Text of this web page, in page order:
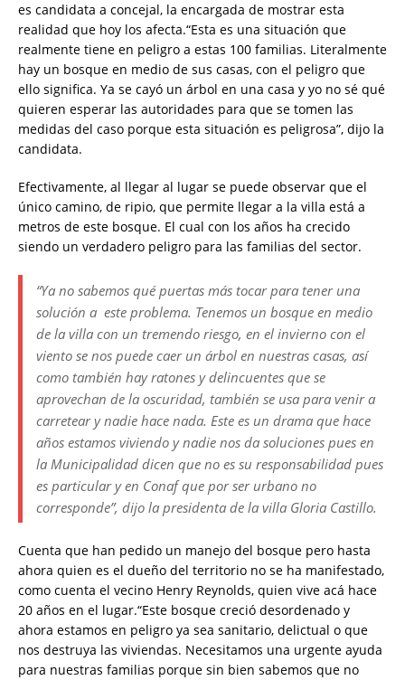
es candidata a concejal, la encargada de mostrar esta
realidad que hoy los afecta.“Esta es una situación que
realmente tiene en peligro a estas 100 familias. Literalmente
hay un bosque en medio de sus casas, con el peligro que
ello significa. Ya se cayó un árbol en una casa y yo no sé qué
quieren esperar las autoridades para que se tomen las
medidas del caso porque esta situación es peligrosa”, dijo la
candidata.
Efectivamente, al llegar al lugar se puede observar que el
único camino, de ripio, que permite llegar a la villa está a
metros de este bosque. El cual con los años ha crecido
siendo un verdadero peligro para las familias del sector.
“Ya no sabemos qué puertas más tocar para tener una
solución a este problema. Tenemos un bosque en medio
de la villa con un tremendo riesgo, en el invierno con el
viento se nos puede caer un árbol en nuestras casas, así
como también hay ratones y delincuentes que se
aprovechan de la oscuridad, también se usa para venir a
carretear y nadie hace nada. Este es un drama que hace
años estamos viviendo y nadie nos da soluciones pues en
la Municipalidad dicen que no es su responsabilidad pues
es particular y en Conaf que por ser urbano no
corresponde”, dijo la presidenta de la villa Gloria Castillo.
Cuenta que han pedido un manejo del bosque pero hasta
ahora quien es el dueño del territorio no se ha manifestado,
como cuenta el vecino Henry Reynolds, quien vive acá hace
20 años en el lugar.“Este bosque creció desordenado y
ahora estamos en peligro ya sea sanitario, delictual o que
nos destruya las viviendas. Necesitamos una urgente ayuda
para nuestras familias porque sin bien sabemos que no